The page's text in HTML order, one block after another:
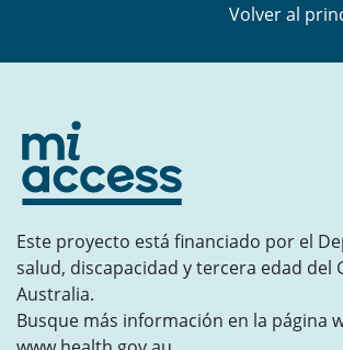
Volver al
Este proyecto está financiado por el
salud, discapacidad y tercera edad del
Australia.
Busque más información en la página